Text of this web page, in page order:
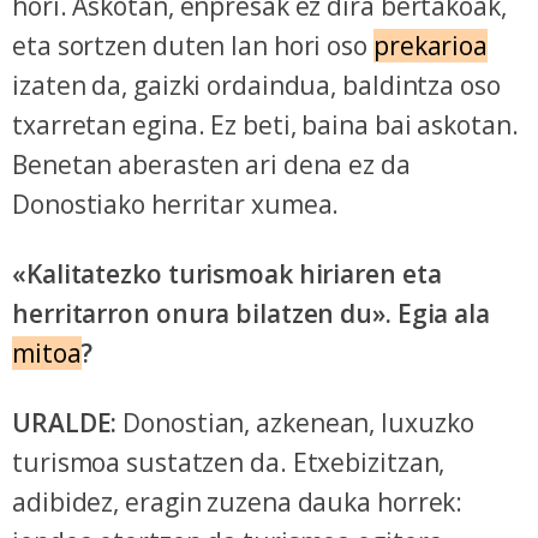
eta sortzen duten lan hori oso prekarioa
izaten da, gaizki ordaindua, baldintza oso
txarretan egina. Ez beti, baina bai askotan.
Benetan aberasten ari dena ez da
Donostiako herritar xumea.
«Kalitatezko turismoak hiriaren eta
herritarron onura bilatzen du». Egia ala
mitoa?
URALDE: Donostian, azkenean, luxuzko
turismoa sustatzen da. Etxebizitzan,
adibidez, eragin zuzena dauka horrek: